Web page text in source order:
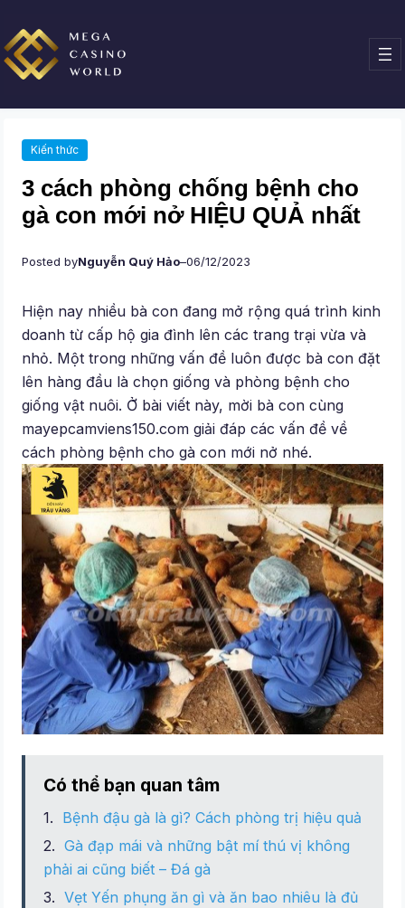
đến
phần
nội
dung
Kiến thức
3 cách phòng chống bệnh cho
gà con mới nở HIỆU QUẢ nhất
Posted byNguyễn Quý Hảo–06/12/2023
Hiện nay nhiều bà con đang mở rộng quá trình kinh
doanh từ cấp hộ gia đình lên các trang trại vừa và
nhỏ. Một trong những vấn đề luôn được bà con đặt
lên hàng đầu là chọn giống và phòng bệnh cho
giống vật nuôi. Ở bài viết này, mời bà con cùng
mayepcamviens150.com giải đáp các vấn đề về
cách phòng bệnh cho gà con mới nở nhé.
Có thể bạn quan tâm
Bệnh đậu gà là gì? Cách phòng trị hiệu quả
Gà đạp mái và những bật mí thú vị không
phải ai cũng biết – Đá gà
Vẹt Yến phụng ăn gì và ăn bao nhiêu là đủ